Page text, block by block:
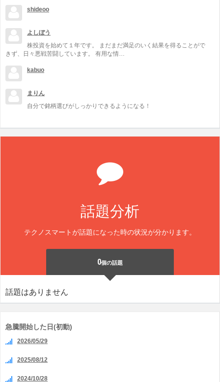
shideoo
よしぼう
株投資を始めて１年です。 まだまだ満足のいく結果を得ることがで
きず、日々悪戦苦闘しています。 有用な情…
kabuo
まりん
自分で銘柄選びがしっかりできるようになる！
話題分析
テクノスマートが話題になった時の状況が分かります。
0個の話題
話題はありません
急騰開始した日(初動)
2026/05/29
2025/08/12
2024/10/28